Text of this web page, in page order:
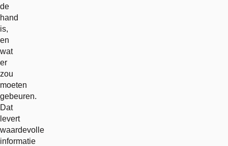
de
hand
is,
en
wat
er
zou
moeten
gebeuren.
Dat
levert
waardevolle
informatie